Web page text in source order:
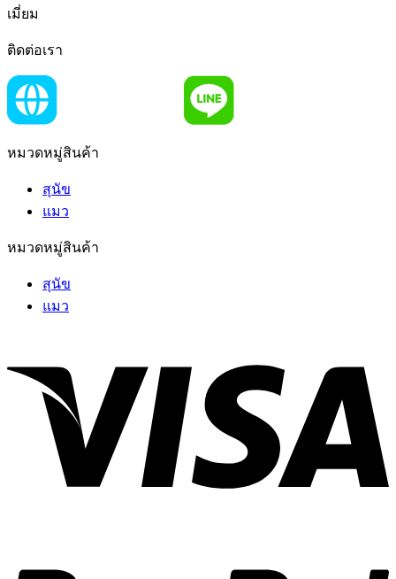
เมี่ยม
ติดต่อเรา
หมวดหมู่สินค้า
สุนัข
แมว
หมวดหมู่สินค้า
สุนัข
แมว